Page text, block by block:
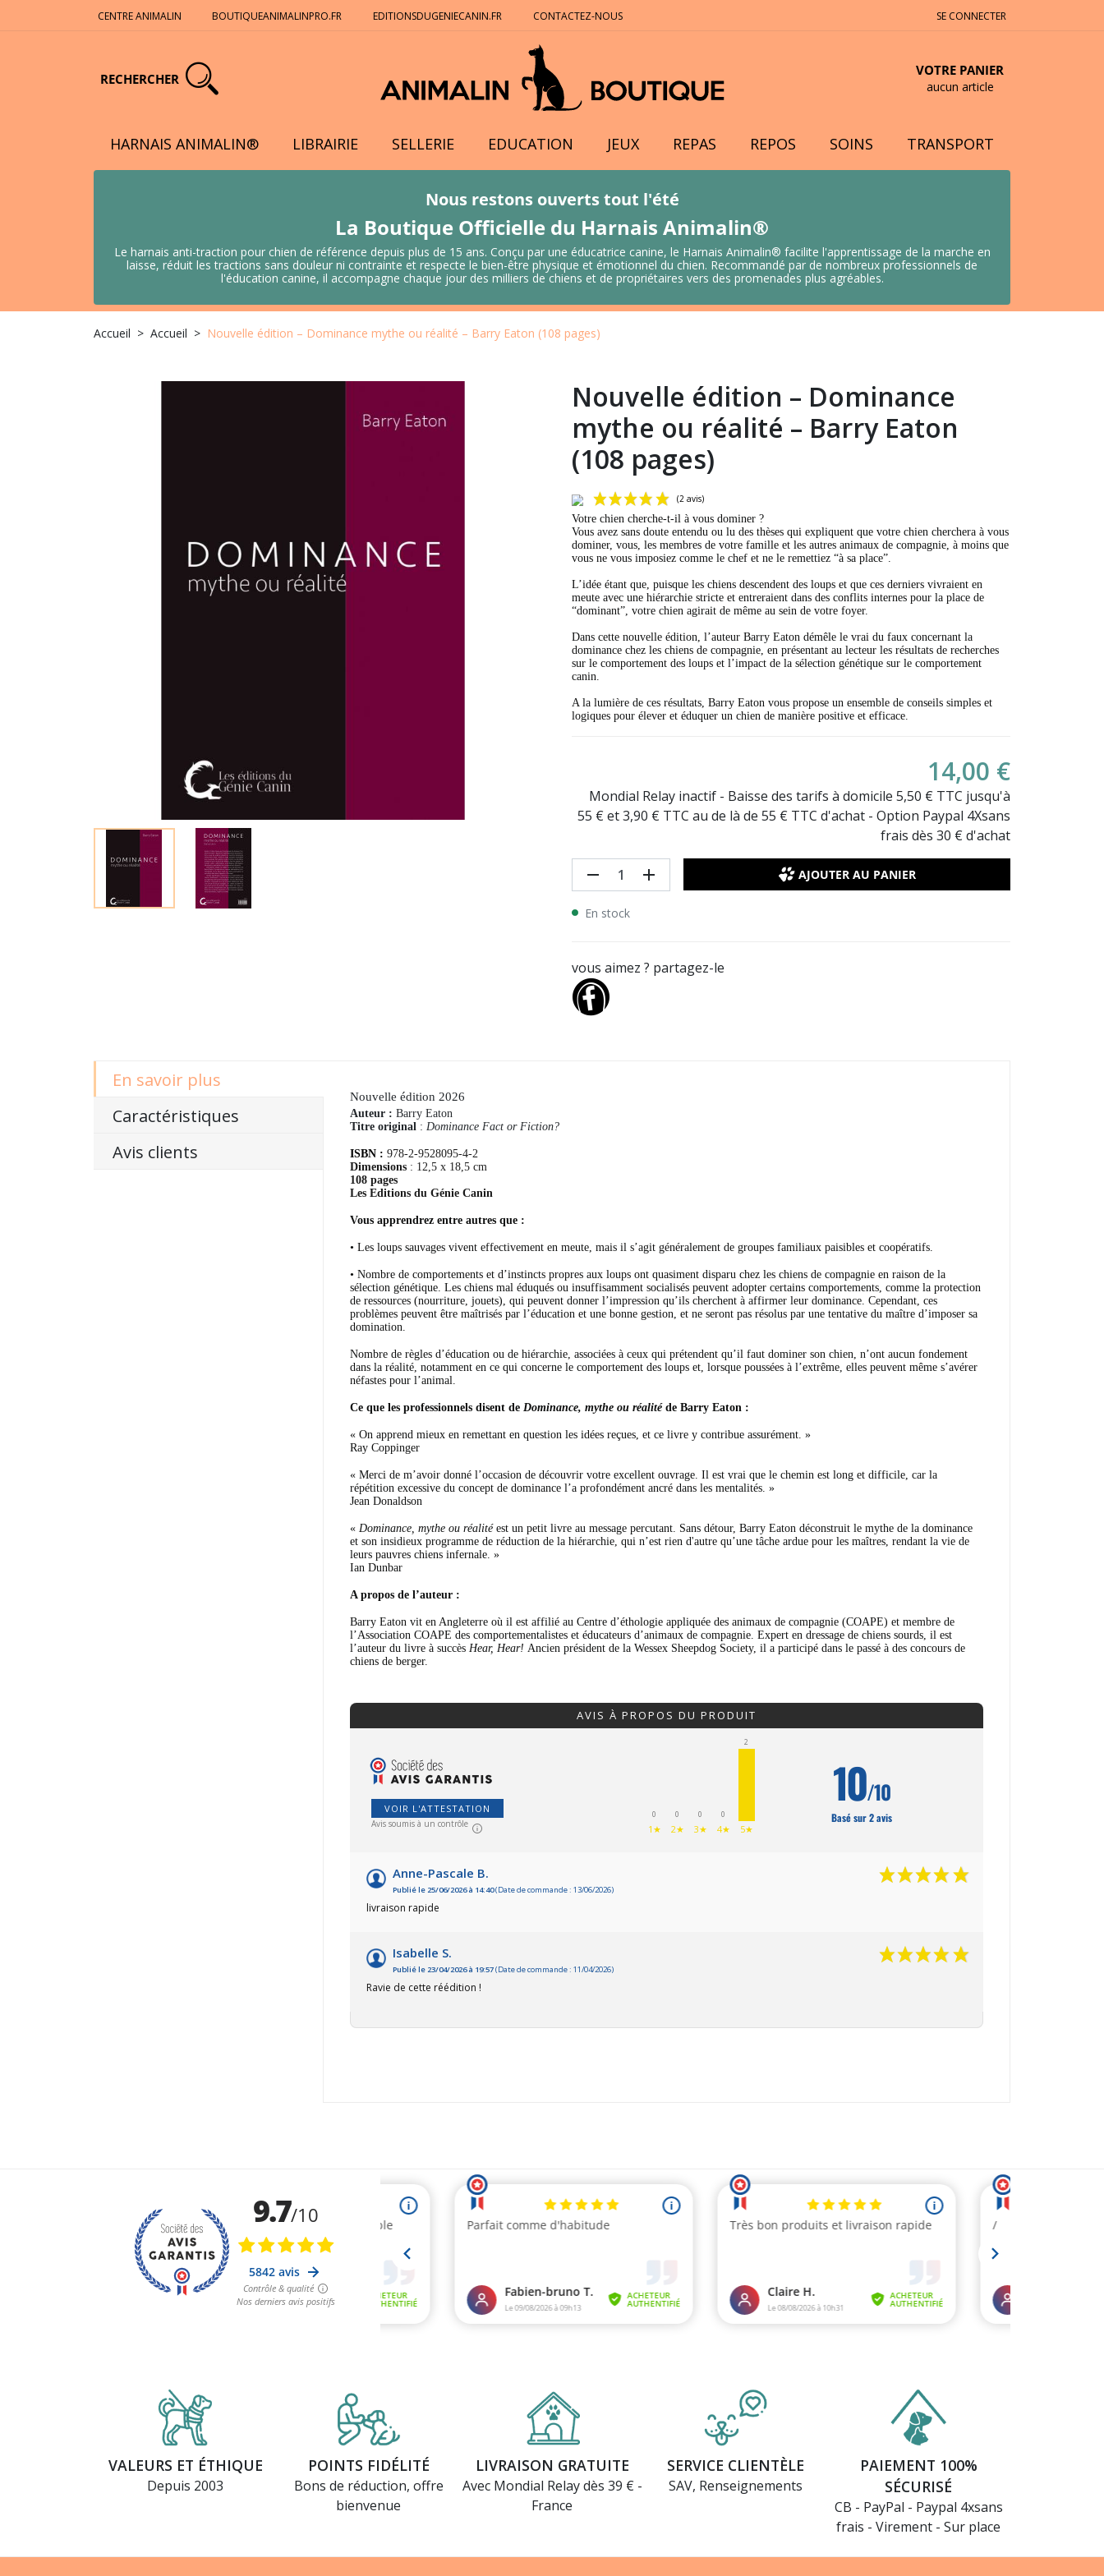
CENTRE ANIMALIN BOUTIQUEANIMALINPRO.FR EDITIONSDUGENIECANIN.FR CONTACTEZ-NOUS SE CONNECTER
RECHERCHER
VOTRE PANIER
aucun article
HARNAIS ANIMALIN® LIBRAIRIE SELLERIE EDUCATION JEUX REPAS REPOS SOINS TRANSPORT
Nous restons ouverts tout l'été
La Boutique Officielle du Harnais Animalin®
Le harnais anti-traction pour chien de référence depuis plus de 15 ans. Conçu par une éducatrice canine, le Harnais Animalin® facilite l'apprentissage de la marche en
laisse, réduit les tractions sans douleur ni contrainte et respecte le bien-être physique et émotionnel du chien. Recommandé par de nombreux professionnels de
l'éducation canine, il accompagne chaque jour des milliers de chiens et de propriétaires vers des promenades plus agréables.
Accueil Accueil Nouvelle édition – Dominance mythe ou réalité – Barry Eaton (108 pages)
Nouvelle édition – Dominance
mythe ou réalité – Barry Eaton
(108 pages)
(2 avis)
Votre chien cherche-t-il à vous dominer ?
Vous avez sans doute entendu ou lu des thèses qui expliquent que votre chien cherchera à vous
dominer, vous, les membres de votre famille et les autres animaux de compagnie, à moins que
vous ne vous imposiez comme le chef et ne le remettiez “à sa place”.
L’idée étant que, puisque les chiens descendent des loups et que ces derniers vivraient en
meute avec une hiérarchie stricte et entreraient dans des conflits internes pour la place de
“dominant”, votre chien agirait de même au sein de votre foyer.
Dans cette nouvelle édition, l’auteur Barry Eaton démêle le vrai du faux concernant la
dominance chez les chiens de compagnie, en présentant au lecteur les résultats de recherches
sur le comportement des loups et l’impact de la sélection génétique sur le comportement
canin.
A la lumière de ces résultats, Barry Eaton vous propose un ensemble de conseils simples et
logiques pour élever et éduquer un chien de manière positive et efficace.
14,00 €
Mondial Relay inactif - Baisse des tarifs à domicile 5,50 € TTC jusqu'à
55 € et 3,90 € TTC au de là de 55 € TTC d'achat - Option Paypal 4Xsans
frais dès 30 € d'achat
remove add AJOUTER AU PANIER
En stock
vous aimez ? partagez-le
En savoir plus
Caractéristiques
Avis clients
Nouvelle édition 2026
Auteur : Barry Eaton
Titre original : Dominance Fact or Fiction?
ISBN : 978-2-9528095-4-2
Dimensions : 12,5 x 18,5 cm
108 pages
Les Editions du Génie Canin
Vous apprendrez entre autres que :
• Les loups sauvages vivent effectivement en meute, mais il s’agit généralement de groupes familiaux paisibles et coopératifs.
• Nombre de comportements et d’instincts propres aux loups ont quasiment disparu chez les chiens de compagnie en raison de la
sélection génétique. Les chiens mal éduqués ou insuffisamment socialisés peuvent adopter certains comportements, comme la protection
de ressources (nourriture, jouets), qui peuvent donner l’impression qu’ils cherchent à affirmer leur dominance. Cependant, ces
problèmes peuvent être maîtrisés par l’éducation et une bonne gestion, et ne seront pas résolus par une tentative du maître d’imposer sa
domination.
Nombre de règles d’éducation ou de hiérarchie, associées à ceux qui prétendent qu’il faut dominer son chien, n’ont aucun fondement
dans la réalité, notamment en ce qui concerne le comportement des loups et, lorsque poussées à l’extrême, elles peuvent même s’avérer
néfastes pour l’animal.
Ce que les professionnels disent de Dominance, mythe ou réalitéde Barry Eaton :
« On apprend mieux en remettant en question les idées reçues, et ce livre y contribue assurément. »
Ray Coppinger
« Merci de m’avoir donné l’occasion de découvrir votre excellent ouvrage. Il est vrai que le chemin est long et difficile, car la
répétition excessive du concept de dominance l’a profondément ancré dans les mentalités. »
Jean Donaldson
« Dominance, mythe ou réalitéest un petit livre au message percutant. Sans détour, Barry Eaton déconstruit le mythe de la dominance
et son insidieux programme de réduction de la hiérarchie, qui n’est rien d'autre qu’une tâche ardue pour les maîtres, rendant la vie de
leurs pauvres chiens infernale. »
Ian Dunbar
A propos de l’auteur :
Barry Eaton vit en Angleterre où il est affilié au Centre d’éthologie appliquée des animaux de compagnie (COAPE) et membre de
l’Association COAPE des comportementalistes et éducateurs d’animaux de compagnie. Expert en dressage de chiens sourds, il est
l’auteur du livre à succès Hear, Hear! Ancien président de la Wessex Sheepdog Society, il a participé dans le passé à des concours de
chiens de berger.
AVIS À PROPOS DU PRODUIT
VOIR L'ATTESTATION
Avis soumis à un contrôle
0
1★
0
2★
0
3★
0
4★
2
5★
10/10
Basé sur 2 avis
Anne-Pascale B.
Publié le 25/06/2026 à 14:40(Date de commande : 13/06/2026)
livraison rapide
Isabelle S.
Publié le 23/04/2026 à 19:57(Date de commande : 11/04/2026)
Ravie de cette réédition !
VALEURS ET ÉTHIQUE
Depuis 2003
POINTS FIDÉLITÉ
Bons de réduction, offre
bienvenue
LIVRAISON GRATUITE
Avec Mondial Relay dès 39 € -
France
SERVICE CLIENTÈLE
SAV, Renseignements
PAIEMENT 100%
SÉCURISÉ
CB - PayPal - Paypal 4xsans
frais - Virement - Sur place